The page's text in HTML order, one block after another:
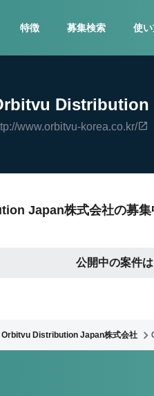
特徴 募集検索 使
Distribution
www.orbitvu-korea.co.kr/
Japan株式会社の募集
公開中の案件は
Orbitvu Distribution Japan株式会社